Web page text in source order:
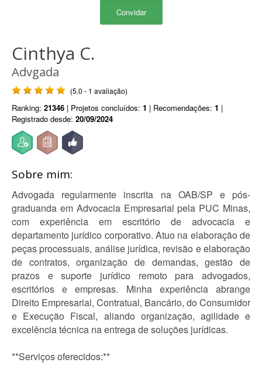
Convidar
Cinthya C.
Advgada
(5.0 - 1 avaliação)
Ranking: 21346 | Projetos concluídos: 1 | Recomendações: 1 |
Registrado desde: 20/09/2024
Sobre mim:
Advogada regularmente inscrita na OAB/SP e pós-
graduanda em Advocacia Empresarial pela PUC Minas,
com experiência em escritório de advocacia e
departamento jurídico corporativo. Atuo na elaboração de
peças processuais, análise jurídica, revisão e elaboração
de contratos, organização de demandas, gestão de
prazos e suporte jurídico remoto para advogados,
escritórios e empresas. Minha experiência abrange
Direito Empresarial, Contratual, Bancário, do Consumidor
e Execução Fiscal, aliando organização, agilidade e
excelência técnica na entrega de soluções jurídicas.
**Serviços oferecidos:**